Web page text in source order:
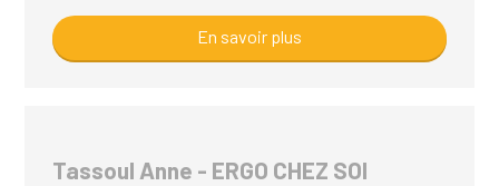
En savoir plus
Tassoul Anne - ERGO CHEZ SOI